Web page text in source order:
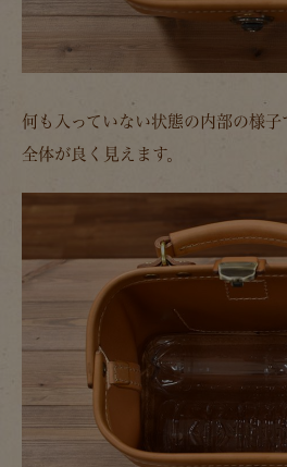
何も入っていない状態の内部の様子
全体が良く見えます。